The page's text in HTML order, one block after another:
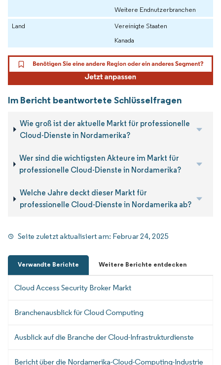
Weitere Endnutzerbranchen
Land
Vereinigte Staaten
Kanada
Im Bericht beantwortete Schlüsselfragen
Wie groß ist der aktuelle Markt für professionelle
Cloud-Dienste in Nordamerika?
Wer sind die wichtigsten Akteure im Markt für
professionelle Cloud-Dienste in Nordamerika?
Welche Jahre deckt dieser Markt für
professionelle Cloud-Dienste in Nordamerika ab?
Seite zuletzt aktualisiert am: Februar 24, 2025
Verwandte Berichte Weitere Berichte entdecken
Cloud Access Security Broker Markt
Branchenausblick für Cloud Computing
Ausblick auf die Branche der Cloud-Infrastrukturdienste
Bericht über die Nordamerika-Cloud-Computing-Industrie